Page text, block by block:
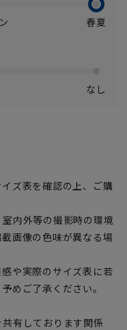
春夏
なし
ズ表を確認の上、ご購
内外等の撮影時の環境
画像の色味が異なる場
や実際のサイズ表に若
めご了承ください。
有しております関係